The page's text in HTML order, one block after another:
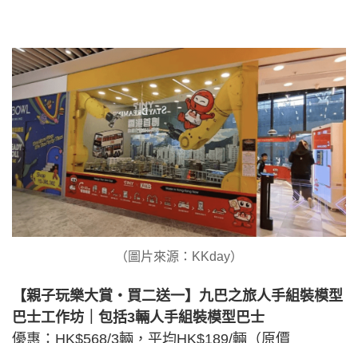
（圖片來源：KKday）
【親子玩樂大賞・買二送一】九巴之旅人手組裝模型
巴士工作坊｜包括3輛人手組裝模型巴士
優惠：HK$568/3輛，平均HK$189/輛（原價